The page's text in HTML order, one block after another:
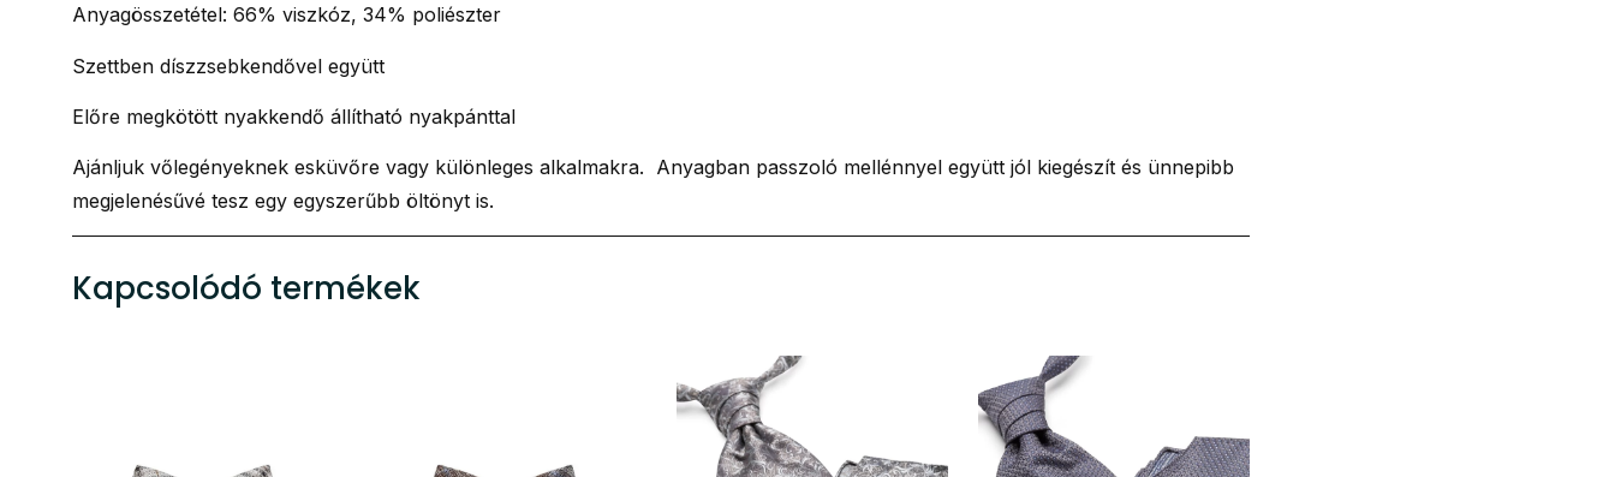
Anyagösszetétel: 66% viszkóz, 34% poliészter
Szettben díszzsebkendővel együtt
Előre megkötött nyakkendő állítható nyakpánttal
Ajánljuk vőlegényeknek esküvőre vagy különleges alkalmakra. Anyagban passzoló mellénnyel együtt jól kiegészít és ünnepibb
megjelenésűvé tesz egy egyszerűbb öltönyt is.
Kapcsolódó termékek